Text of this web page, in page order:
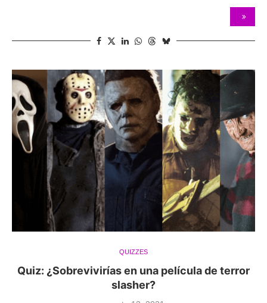
QUIZZES
Quiz: ¿Sobrevivirías en una película de terror
slasher?